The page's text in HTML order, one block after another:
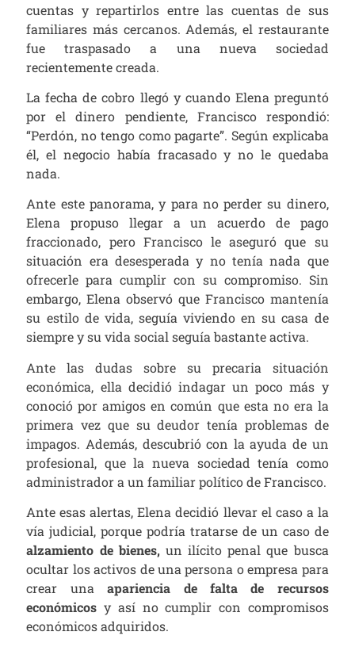
cuentas y repartirlos entre las cuentas de sus
familiares más cercanos. Además, el restaurante
fue traspasado a una nueva sociedad
recientemente creada.
La fecha de cobro llegó y cuando Elena preguntó
por el dinero pendiente, Francisco respondió:
“Perdón, no tengo como pagarte”. Según explicaba
él, el negocio había fracasado y no le quedaba
nada.
Ante este panorama, y para no perder su dinero,
Elena propuso llegar a un acuerdo de pago
fraccionado, pero Francisco le aseguró que su
situación era desesperada y no tenía nada que
ofrecerle para cumplir con su compromiso. Sin
embargo, Elena observó que Francisco mantenía
su estilo de vida,seguía viviendo en su casa de
siempre y su vida social seguía bastante activa.
Ante las dudas sobre su precaria situación
económica, ella decidió indagar un poco más y
conoció por amigos en común que esta no era la
primera vez que su deudor tenía problemas de
impagos. Además, descubrió con la ayuda de un
profesional, que la nueva sociedad tenía como
administrador a un familiar político de Francisco.
Ante esas alertas, Elena decidió llevar el caso a la
vía judicial, porque podría tratarse de un caso de
alzamiento de bienes, un ilícito penal que busca
ocultar los activos de una persona o empresa para
crear unaapariencia de falta de recursos
económicosy así no cumplir con compromisos
económicos adquiridos.